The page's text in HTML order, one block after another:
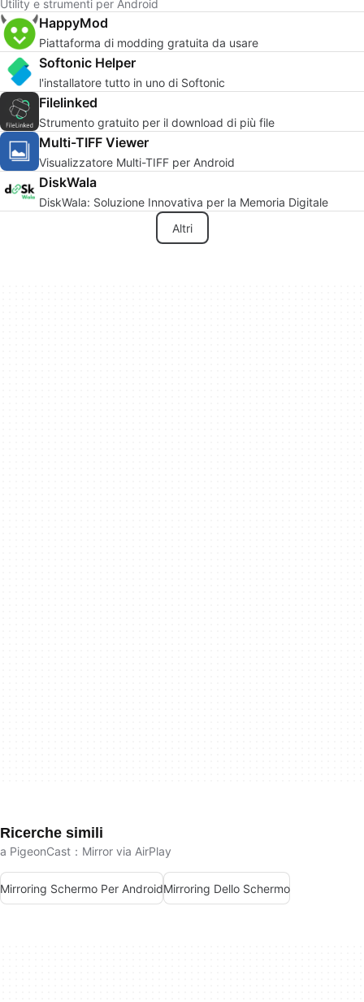
Utility e strumenti per Android
HappyMod
Piattaforma di modding gratuita da usare
Softonic Helper
l'installatore tutto in uno di Softonic
Filelinked
Strumento gratuito per il download di più file
Multi-TIFF Viewer
Visualizzatore Multi-TIFF per Android
DiskWala
DiskWala: Soluzione Innovativa per la Memoria Digitale
Altri
Ricerche simili
a PigeonCast：Mirror via AirPlay
Mirroring Schermo Per AndroidMirroring Dello Schermo